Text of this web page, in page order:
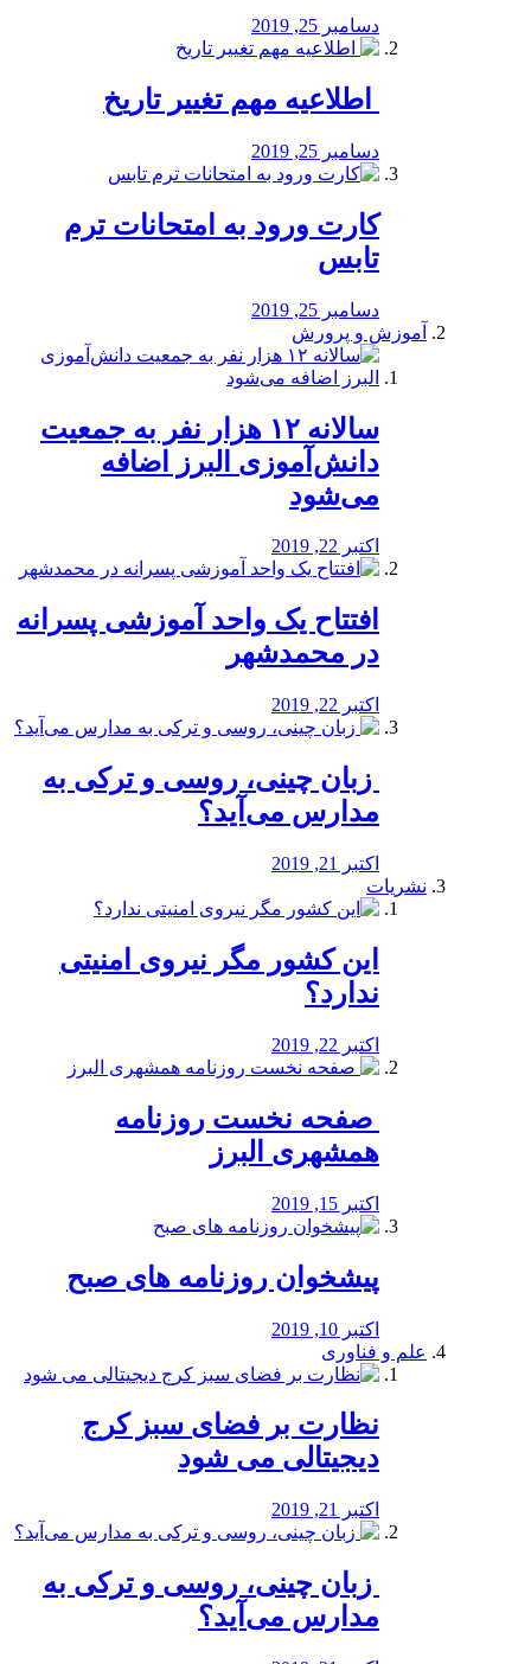
دسامبر 25, 2019
️ اطلاعیه مهم تغییر تاریخ
دسامبر 25, 2019
کارت ورود به امتحانات ترم
تابس
دسامبر 25, 2019
آموزش و پرورش
️سالانه ۱۲ هزار نفر به جمعیت
دانش‌آموزی البرز اضافه
می‌شود
اکتبر 22, 2019
افتتاح یک واحد آموزشی پسرانه
در محمدشهر
اکتبر 22, 2019
️ زبان چینی، روسی و ترکی به
مدارس می‌آید؟
اکتبر 21, 2019
نشریات
این کشور مگر نیروی امنیتی
ندارد؟
اکتبر 22, 2019
️ صفحه نخست روزنامه‌
همشهری البرز
اکتبر 15, 2019
پیشخوان روزنامه های صبح
اکتبر 10, 2019
علم و فناوری
نظارت بر فضای سبز کرج
دیجیتالی می شود
اکتبر 21, 2019
️ زبان چینی، روسی و ترکی به
مدارس می‌آید؟